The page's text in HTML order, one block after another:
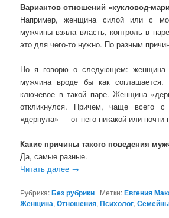
Вариантов отношений «кукловод-
Например, женщина силой или с
мужчины взяла власть, контроль в
это для чего-то нужно. По разным
Но я говорю о следующем: женщина
мужчина вроде бы как
ключевое в такой паре. Женщина
откликнулся. Причем, чаще всего с
«дернула» — от него никакой или почти
Какие причины такого поведения
Да, самые разные.
Читать далее →
Рубрика:Без рубрики | Метки:Евгения
Женщина,Отношения,Психолог,